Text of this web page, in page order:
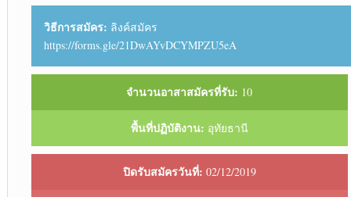
วิธีการสมัคร: ลิงค์สมัคร
https://forms.gle/21DwAYvDCYMPZU5eA
จำนวนอาสาสมัครที่รับ: 10
พื้นที่ปฏิบัติงาน: อุทัยธานี
ปิดรับสมัครวันที่: 02/12/2019